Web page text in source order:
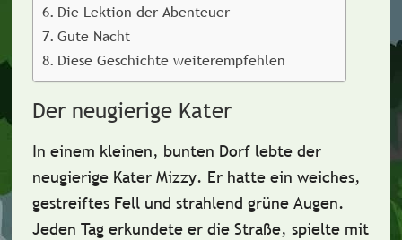
Die Lektion der Abenteuer
Gute Nacht
Diese Geschichte weiterempfehlen
Der neugierige Kater
In einem kleinen, bunten Dorf lebte der
neugierige Kater Mizzy. Er hatte ein weiches,
gestreiftes Fell und strahlend grüne Augen.
Jeden Tag erkundete er die Straße, spielte mit